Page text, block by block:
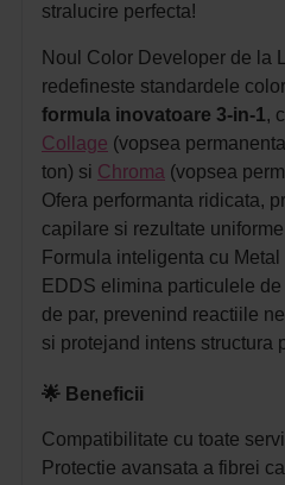
stralucire perfecta!
Noul Color Developer de la
redefineste standardele
formula inovatoare 3-in-1,
Collage (vopsea
ton) si Chroma (vopsea
Ofera performanta ridicata,
capilare si rezultate
Formula inteligenta cu
EDDS elimina particulele
de par, prevenind reactiile
si protejand intens structura
🌟 Beneficii
Compatibilitate cu toate
Protectie avansata a fibrei